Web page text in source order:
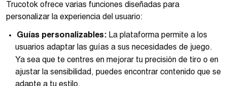
Trucotok ofrece varias funciones diseñadas para
personalizar la experiencia del usuario:
Guías personalizables: La plataforma permite a los
usuarios adaptar las guías a sus necesidades de juego.
Ya sea que te centres en mejorar tu precisión de tiro o en
ajustar la sensibilidad, puedes encontrar contenido que se